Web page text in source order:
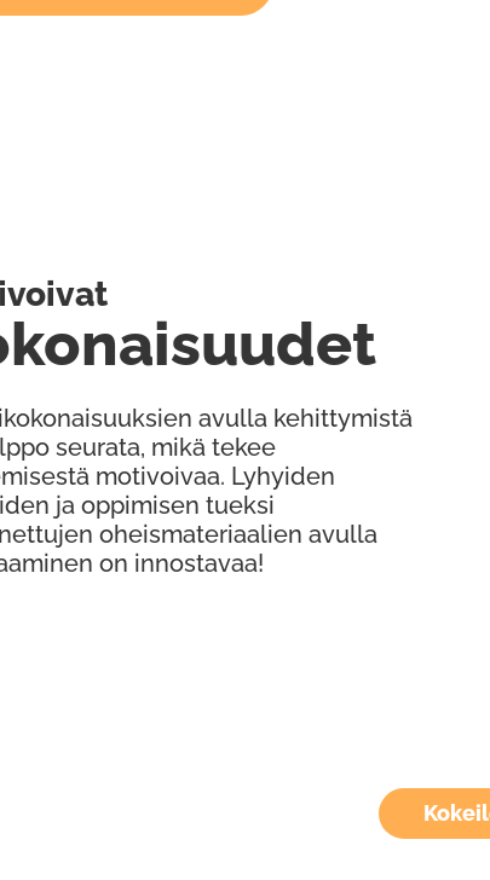
avulla kehittymistä
seurata, mikä tekee
motivoivaa. Lyhyiden
ja oppimisen tueksi
oheismateriaalien avulla
on innostavaa!